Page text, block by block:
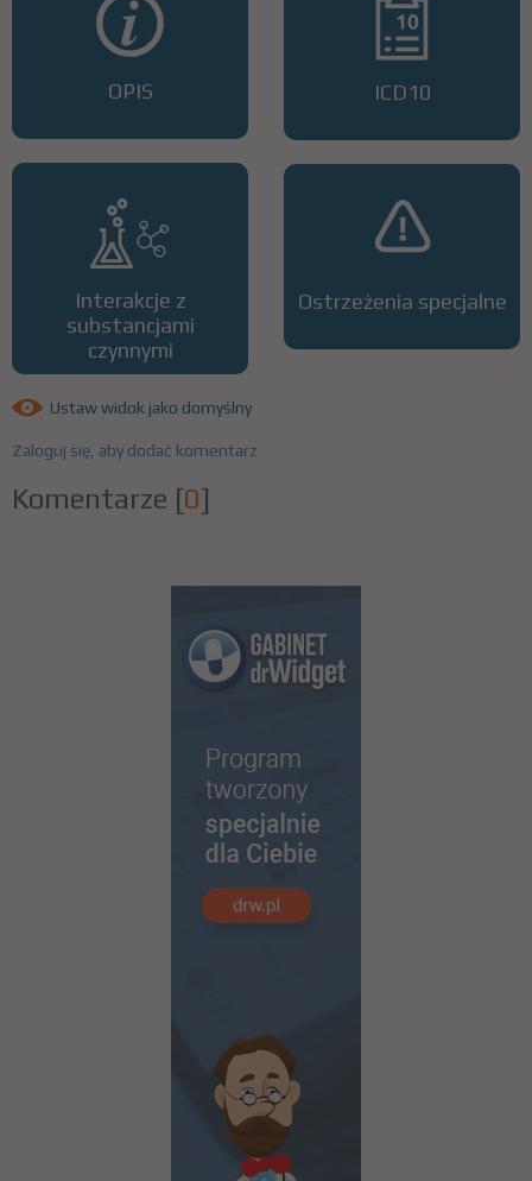
OPIS
Interakcje z
substancjami
czynnymi
ICD10
Ostrzeżenia specjalne
Ustaw widok jako domyślny
Zaloguj się, aby dodać komentarz
Komentarze [0]